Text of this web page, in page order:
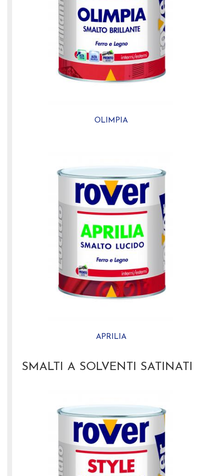
OLIMPIA
APRILIA
SMALTI A SOLVENTI SATINATI